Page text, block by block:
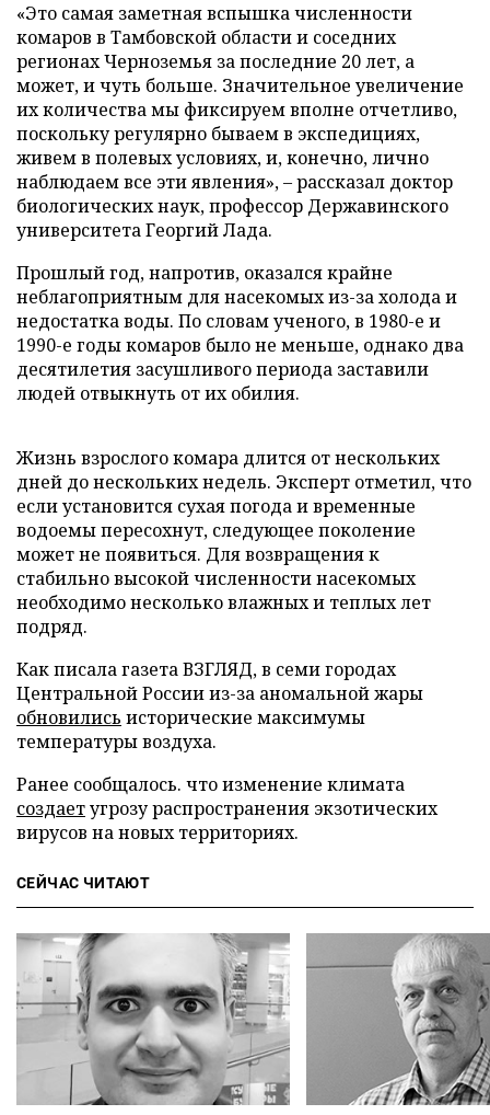
«Это самая заметная вспышка численности
комаров в Тамбовской области и соседних
регионах Черноземья за последние 20 лет, а
может, и чуть больше. Значительное увеличение
их количества мы фиксируем вполне отчетливо,
поскольку регулярно бываем в экспедициях,
живем в полевых условиях, и, конечно, лично
наблюдаем все эти явления», – рассказал доктор
биологических наук, профессор Державинского
университета Георгий Лада.
Прошлый год, напротив, оказался крайне
неблагоприятным для насекомых из-за холода и
недостатка воды. По словам ученого, в 1980-е и
1990-е годы комаров было не меньше, однако два
десятилетия засушливого периода заставили
людей отвыкнуть от их обилия.
Жизнь взрослого комара длится от нескольких
дней до нескольких недель. Эксперт отметил, что
если установится сухая погода и временные
водоемы пересохнут, следующее поколение
может не появиться. Для возвращения к
стабильно высокой численности насекомых
необходимо несколько влажных и теплых лет
подряд.
Как писала газета ВЗГЛЯД, в семи городах
Центральной России из-за аномальной жары
обновились исторические максимумы
температуры воздуха.
Ранее сообщалось. что изменение климата
создаетугрозу распространения экзотических
вирусов на новых территориях.
СЕЙЧАС ЧИТАЮТ